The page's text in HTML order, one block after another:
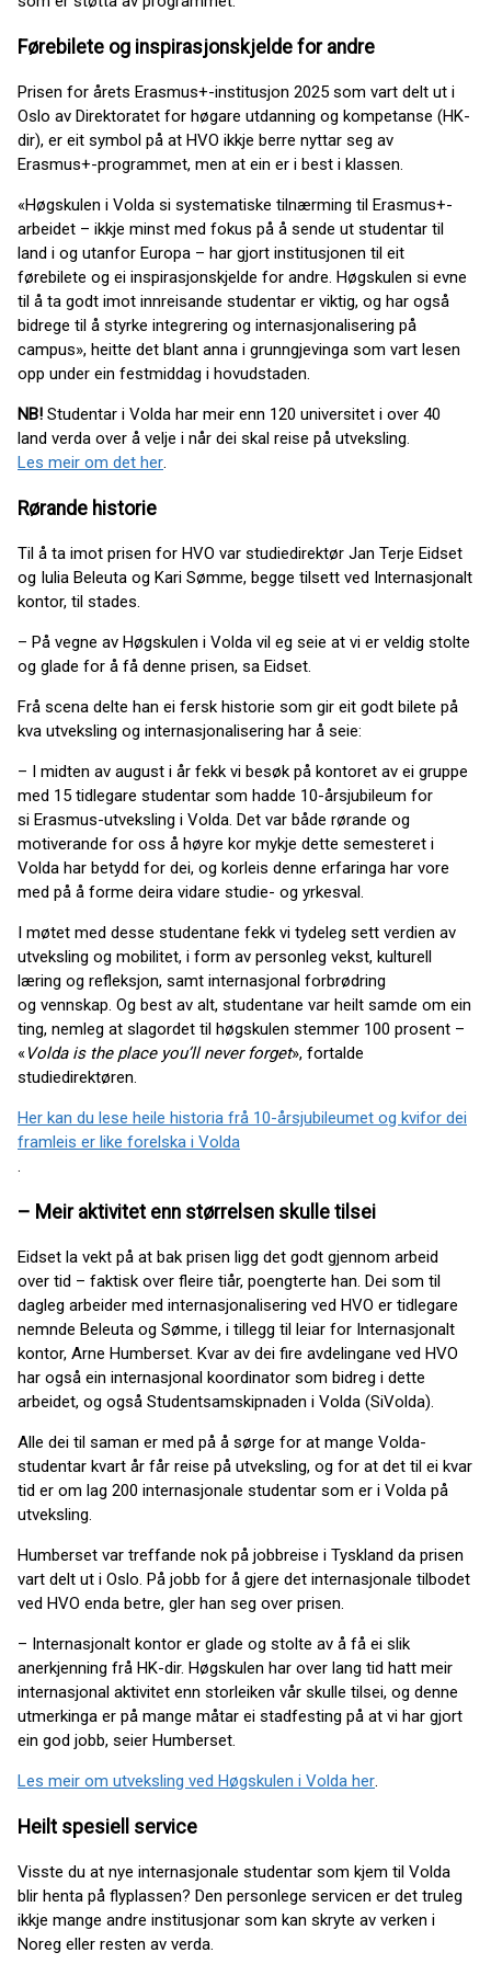
Førebilete og inspirasjonskjelde for andre
Prisen for årets Erasmus+-institusjon 2025 som vart delt ut i
Oslo av Direktoratet for høgare utdanning og kompetanse (HK-
dir), er eit symbol på at HVO ikkje berre nyttar seg av
Erasmus+-programmet, men at ein er i best i klassen.
«Høgskulen i Volda si systematiske tilnærming til Erasmus+-
arbeidet – ikkje minst med fokus på å sende ut studentar til
land i og utanfor Europa – har gjort institusjonen til eit
førebilete og ei inspirasjonskjelde for andre. Høgskulen si evne
til å ta godt imot innreisande studentar er viktig, og har også
bidrege til å styrke integrering og internasjonalisering på
campus», heitte det blant anna i grunngjevinga som vart lesen
opp under ein festmiddag i hovudstaden.
NB! Studentar i Volda har meir enn 120 universitet i over 40
land verda over å velje i når dei skal reise på utveksling.
Les meir om det her.
Rørande historie
Til å ta imot prisen for HVO var studiedirektør Jan Terje Eidset
og Iulia Beleuta og Kari Sømme, begge tilsett ved Internasjonalt
kontor, til stades.
– På vegne av Høgskulen i Volda vil eg seie at vi er veldig stolte
og glade for å få denne prisen, sa Eidset.
Frå scena delte han ei fersk historie som gir eit godt bilete på
kva utveksling og internasjonalisering har å seie:
– I midten av august i år fekk vi besøk på kontoret av ei gruppe
med 15 tidlegare studentar som hadde 10-årsjubileum for
si Erasmus-utveksling i Volda. Det var både rørande og
motiverande for oss å høyre kor mykje dette semesteret i
Volda har betydd for dei, og korleis denne erfaringa har vore
med på å forme deira vidare studie- og yrkesval.
I møtet med desse studentane fekk vi tydeleg sett verdien av
utveksling og mobilitet, i form av personleg vekst, kulturell
læring og refleksjon, samt internasjonal forbrødring
og vennskap. Og best av alt, studentane var heilt samde om ein
ting, nemleg at slagordet til høgskulen stemmer 100 prosent –
«Volda is the place you’ll never forget», fortalde
studiedirektøren.
Her kan du lese heile historia frå 10-årsjubileumet og kvifor dei
framleis er like forelska i Volda
.
– Meir aktivitet enn størrelsen skulle tilsei
Eidset la vekt på at bak prisen ligg det godt gjennom arbeid
over tid – faktisk over fleire tiår, poengterte han. Dei som til
dagleg arbeider med internasjonalisering ved HVO er tidlegare
nemnde Beleuta og Sømme, i tillegg til leiar for Internasjonalt
kontor, Arne Humberset. Kvar av dei fire avdelingane ved HVO
har også ein internasjonal koordinator som bidreg i dette
arbeidet, og også Studentsamskipnaden i Volda (SiVolda).
Alle dei til saman er med på å sørge for at mange Volda-
studentar kvart år får reise på utveksling, og for at det til ei kvar
tid er om lag 200 internasjonale studentar som er i Volda på
utveksling.
Humberset var treffande nok på jobbreise i Tyskland da prisen
vart delt ut i Oslo. På jobb for å gjere det internasjonale tilbodet
ved HVO enda betre, gler han seg over prisen.
– Internasjonalt kontor er glade og stolte av å få ei slik
anerkjenning frå HK-dir. Høgskulen har over lang tid hatt meir
internasjonal aktivitet enn storleiken vår skulle tilsei, og denne
utmerkinga er på mange måtar ei stadfesting på at vi har gjort
ein god jobb, seier Humberset.
Les meir om utveksling ved Høgskulen i Volda her.
Heilt spesiell service
Visste du at nye internasjonale studentar som kjem til Volda
blir henta på flyplassen? Den personlege servicen er det truleg
ikkje mange andre institusjonar som kan skryte av verken i
Noreg eller resten av verda.